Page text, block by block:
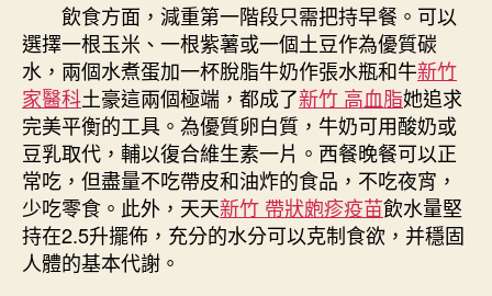
飲食方面，減重第一階段只需把持早餐。可以
選擇一根玉米、一根紫薯或一個土豆作為優質碳
水，兩個水煮蛋加一杯脫脂牛奶作張水瓶和牛新竹
家醫科土豪這兩個極端，都成了新竹 高血脂她追求
完美平衡的工具。為優質卵白質，牛奶可用酸奶或
豆乳取代，輔以復合維生素一片。西餐晚餐可以正
常吃，但盡量不吃帶皮和油炸的食品，不吃夜宵，
少吃零食。此外，天天新竹 帶狀皰疹疫苗飲水量堅
持在2.5升擺佈，充分的水分可以克制食欲，并穩固
人體的基本代謝。